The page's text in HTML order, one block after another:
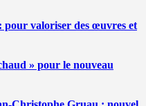
pour valoriser des œuvres et
» pour le nouveau